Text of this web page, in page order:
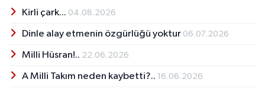
Kirli çark... 04.08.2026
Dinle alay etmenin özgürlüğü yoktur 06.07.2026
Milli Hüsran!.. 22.06.2026
A Milli Takım neden kaybetti?.. 16.06.2026